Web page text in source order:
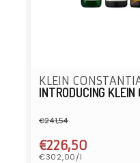
KLEIN
INTRODUCING
Normaler
Preis
€241,54
Verkaufspreis
€226,50
Grundpreis
€302,00/l